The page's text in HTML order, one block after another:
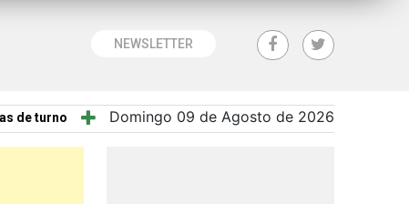
NEWSLETTER
de turno Domingo 09 de Agosto de 2026